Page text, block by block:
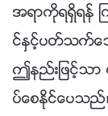
အရာကိုရရွိရန္
င္ႏွင့္ပတ္သက္ေ
ဤနည္းျဖင့္သ
ပ္ေစႏိုင္ေပသည္။